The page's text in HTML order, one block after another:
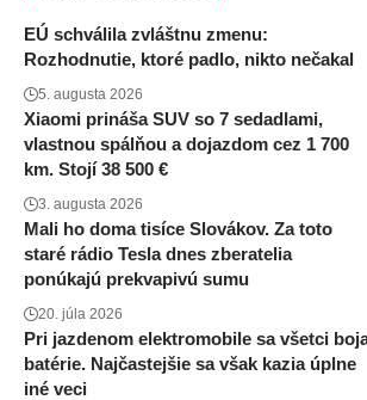
EÚ schválila zvláštnu zmenu:
Rozhodnutie, ktoré padlo, nikto nečakal
5. augusta 2026
Xiaomi prináša SUV so 7 sedadlami,
vlastnou spálňou a dojazdom cez 1 700
km. Stojí 38 500 €
3. augusta 2026
Mali ho doma tisíce Slovákov. Za toto
staré rádio Tesla dnes zberatelia
ponúkajú prekvapivú sumu
20. júla 2026
Pri jazdenom elektromobile sa všetci
batérie. Najčastejšie sa však kazia úplne
iné veci